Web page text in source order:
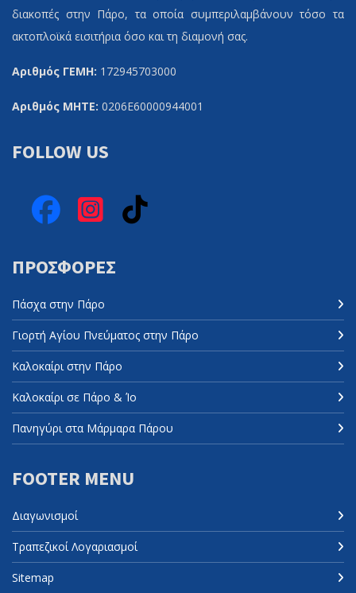
διακοπές στην Πάρο, τα οποία συμπεριλαμβάνουν τόσο τα
ακτοπλοϊκά εισιτήρια όσο και τη διαμονή σας.
Αριθμός ΓΕΜΗ: 172945703000
Αριθμός ΜΗΤΕ: 0206Ε60000944001
FOLLOW US
Facebook
Instagram
TikTok
ΠΡΟΣΦΟΡΈΣ
Πάσχα στην Πάρο
Γιορτή Αγίου Πνεύματος στην Πάρο
Καλοκαίρι στην Πάρο
Καλοκαίρι σε Πάρο & Ίο
Πανηγύρι στα Μάρμαρα Πάρου
FOOTER MENU
Διαγωνισμοί
Τραπεζικοί Λογαριασμοί
Sitemap